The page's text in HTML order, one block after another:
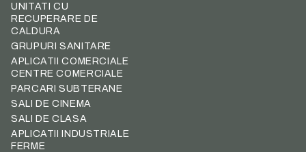
UNITATI CU
RECUPERARE DE
CALDURA
GRUPURI SANITARE
APLICATII COMERCIALE
CENTRE COMERCIALE
PARCARI SUBTERANE
SALI DE CINEMA
SALI DE CLASA
APLICATII INDUSTRIALE
FERME